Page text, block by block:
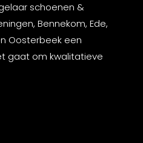
schoenen &
Bennekom, Ede,
Oosterbeek een
gaat om kwalitatieve